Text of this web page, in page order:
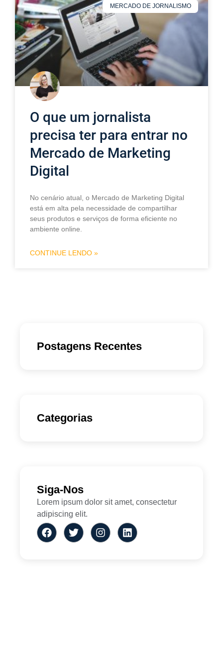
MERCADO DE JORNALISMO
O que um jornalista
precisa ter para entrar no
Mercado de Marketing
Digital
No cenário atual, o Mercado de Marketing Digital
está em alta pela necessidade de compartilhar
seus produtos e serviços de forma eficiente no
ambiente online.
CONTINUE LENDO »
Postagens Recentes
Categorias
Siga-Nos
Lorem ipsum dolor sit amet, consectetur
adipiscing elit.